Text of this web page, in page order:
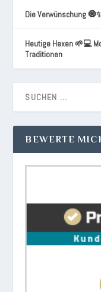
Die Verwünschung
Heutige Hexen 🌱💻
Traditionen
BEWERTE